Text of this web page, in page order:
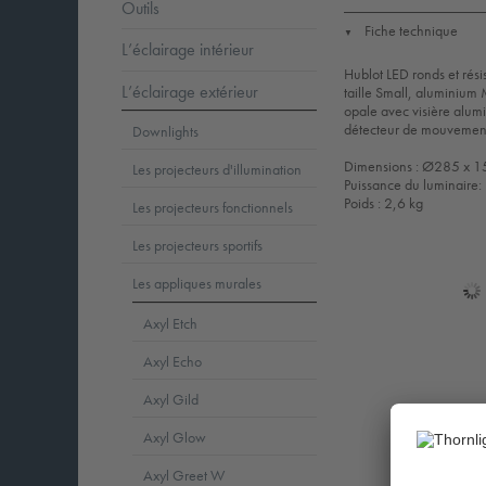
▼ Fiche technique
Hublot LED ronds et
taille Small, aluminium
opale avec visière
détecteur de
Dimensions : Ø285 x
Puissance du
Poids : 2,6 kg
Outils
L’éclairage intérieur
L’éclairage extérieur
Downlights
Les projecteurs d'illumination
Les projecteurs fonctionnels
Les projecteurs sportifs
Les appliques murales
Axyl Etch
Axyl Echo
Axyl Gild
Axyl Glow
Axyl Greet W